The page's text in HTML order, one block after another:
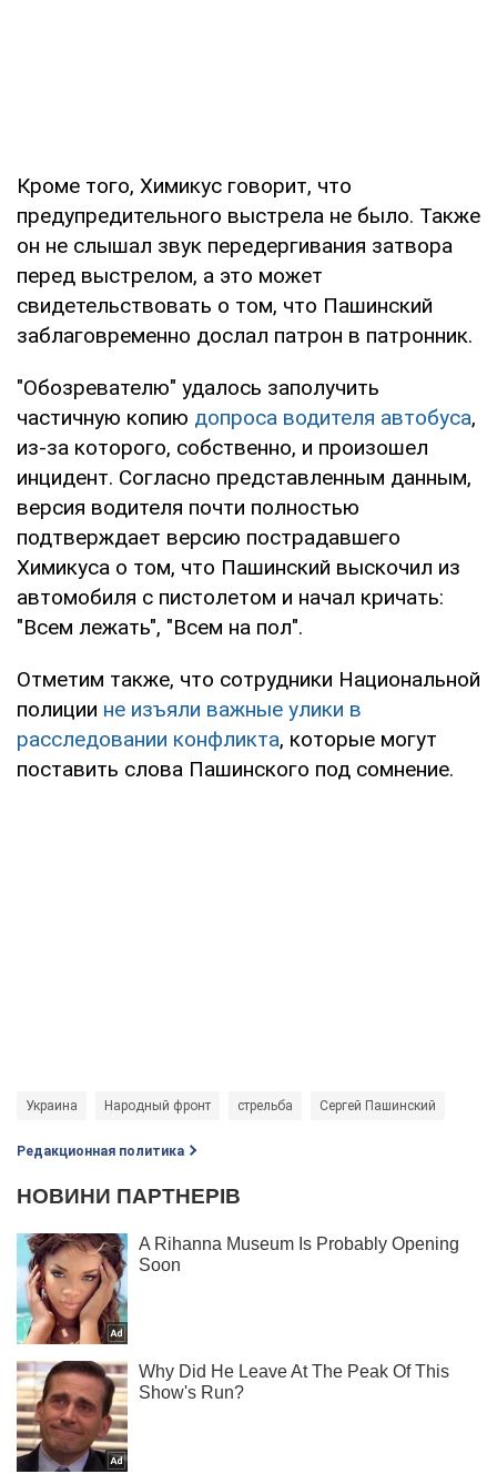
Кроме того, Химикус говорит, что
предупредительного выстрела не было. Также
он не слышал звук передергивания затвора
перед выстрелом, а это может
свидетельствовать о том, что Пашинский
заблаговременно дослал патрон в патронник.
"Обозревателю" удалось заполучить
частичную копию допроса водителя автобуса,
из-за которого, собственно, и произошел
инцидент. Согласно представленным данным,
версия водителя почти полностью
подтверждает версию пострадавшего
Химикуса о том, что Пашинский выскочил из
автомобиля с пистолетом и начал кричать:
"Всем лежать", "Всем на пол".
Отметим также, что сотрудники Национальной
полиции не изъяли важные улики в
расследовании конфликта, которые могут
поставить слова Пашинского под сомнение.
Украина Народный фронт стрельба Сергей Пашинский
Редакционная политика